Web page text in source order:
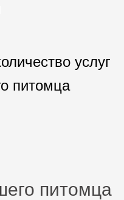
услуг
питомца
питомца